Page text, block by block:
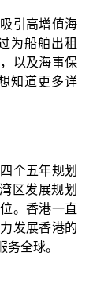
引高增值海
为船舶出租
以及海事保
知道更多详
个五年规划
区发展规划
。香港一直
发展香港的
全球。